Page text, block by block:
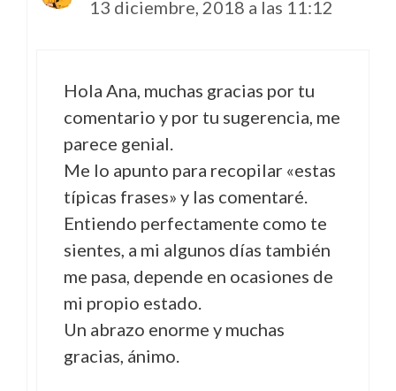
13 diciembre, 2018 a las 11:12
Hola Ana, muchas gracias por tu
comentario y por tu sugerencia, me
parece genial.
Me lo apunto para recopilar «estas
típicas frases» y las comentaré.
Entiendo perfectamente como te
sientes, a mi algunos días también
me pasa, depende en ocasiones de
mi propio estado.
Un abrazo enorme y muchas
gracias, ánimo.